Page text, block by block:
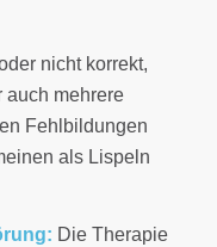
nicht korrekt,
auch mehrere
Fehlbildungen
als Lispeln
Die Therapie